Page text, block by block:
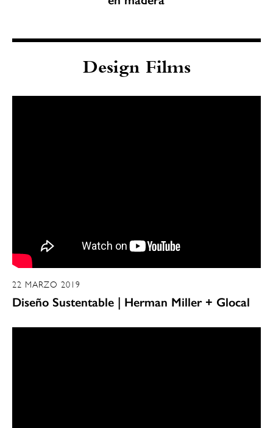
Design Films
22 MARZO 2019
Diseño Sustentable | Herman Miller + Glocal